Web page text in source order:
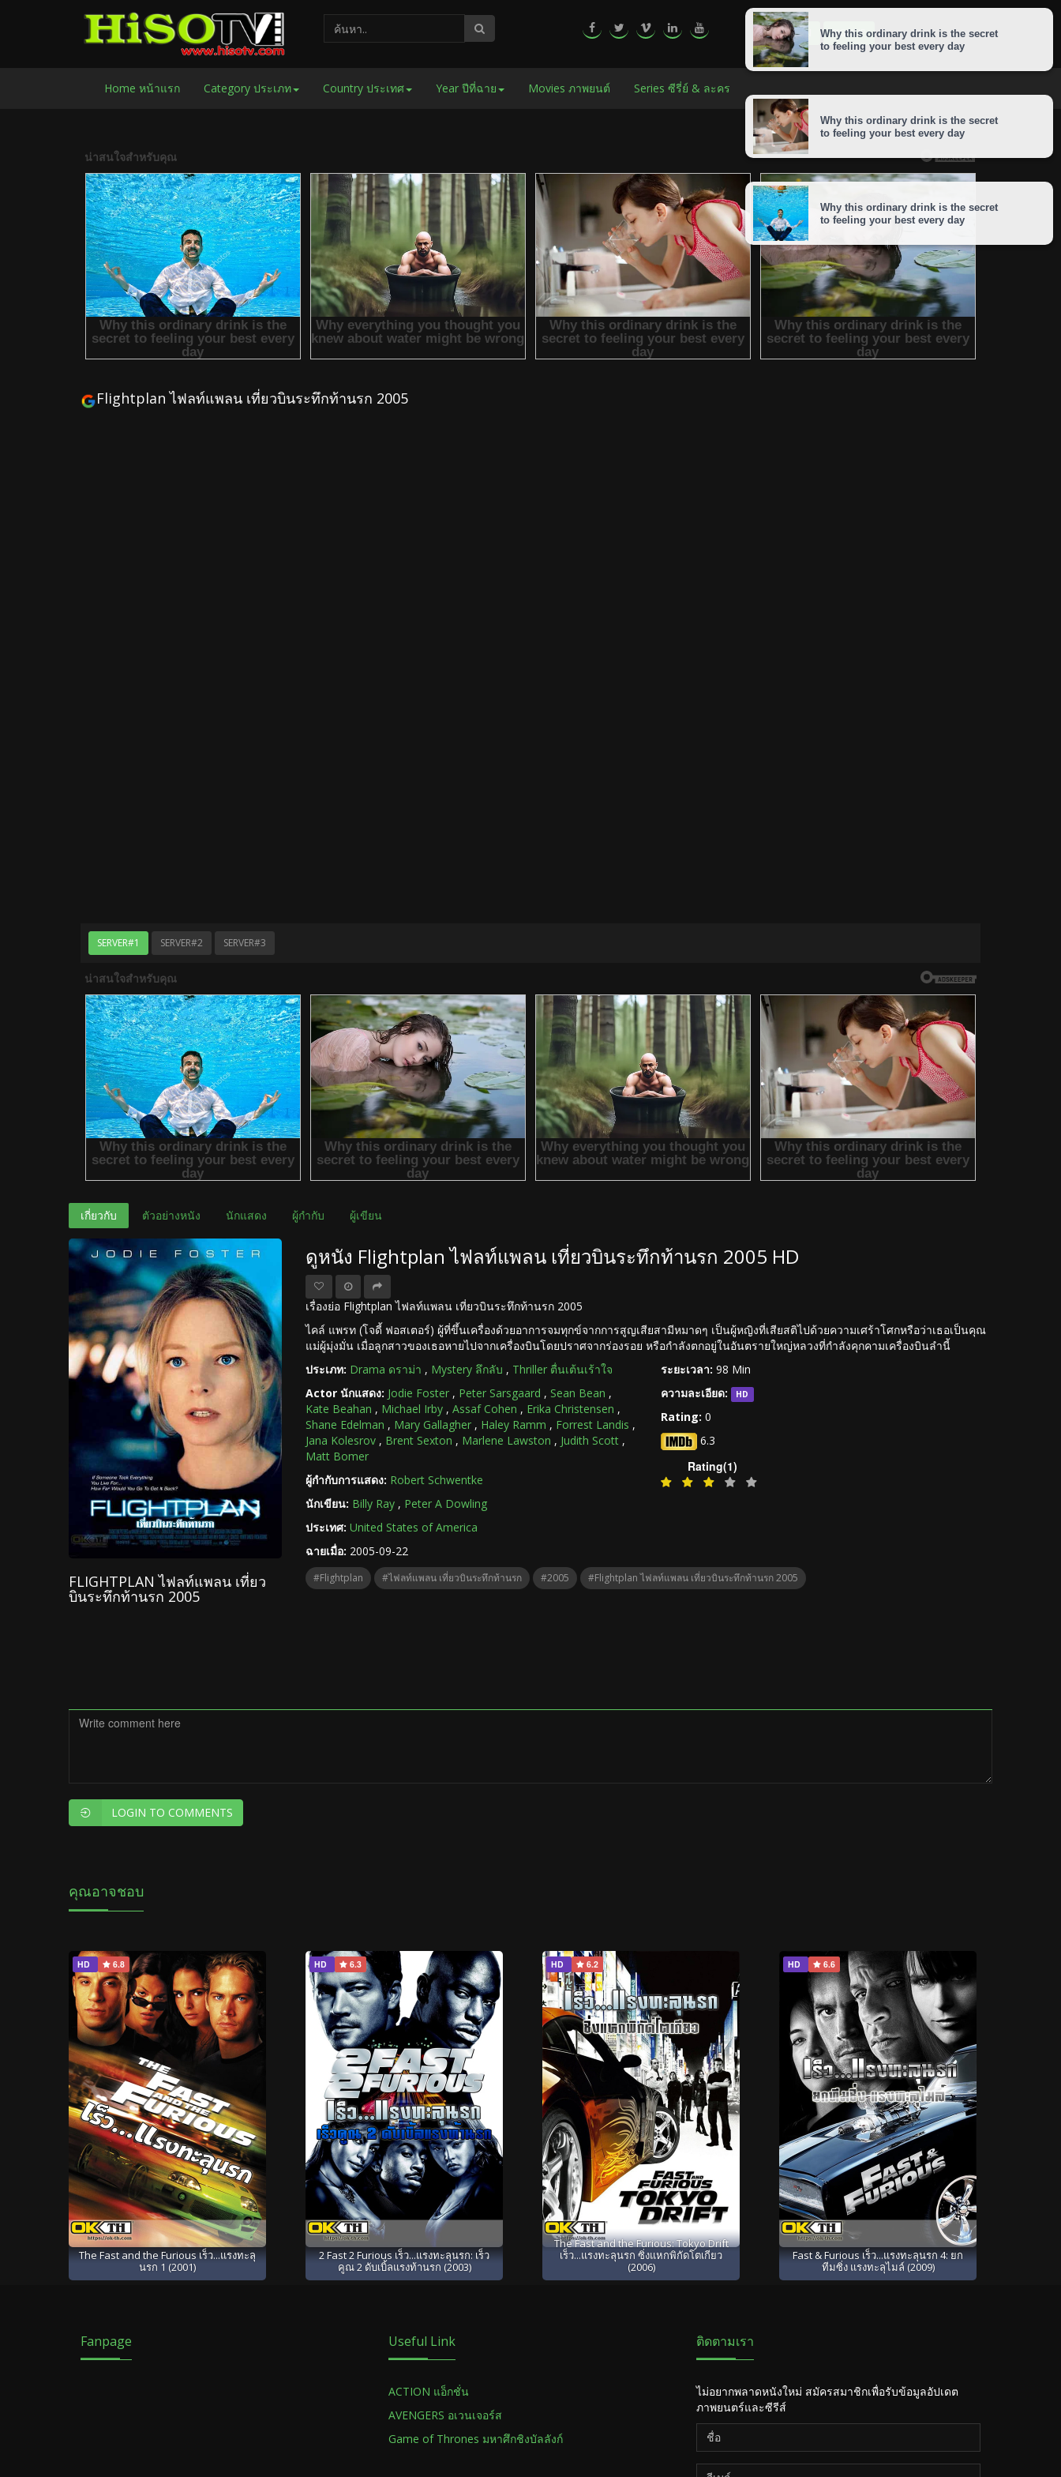
LOGIN SIGNUP
Home หน้าแรก Category ประเภท Country ประเทศ Year ปีที่ฉาย Movies ภาพยนต์ Series ซีรี่ย์ & ละคร
Flightplan ไฟลท์แพลน เที่ยวบินระทึกท้านรก 2005
SERVER#1 SERVER#2 SERVER#3
เกี่ยวกับ ตัวอย่างหนัง นักแสดง ผู้กำกับ ผู้เขียน
FLIGHTPLAN ไฟลท์แพลน เที่ยว
บินระทึกท้านรก 2005
ดูหนัง Flightplan ไฟลท์แพลน เที่ยวบินระทึกท้านรก 2005 HD
เรื่องย่อ Flightplan ไฟลท์แพลน เที่ยวบินระทึกท้านรก 2005
ไคล์ แพรท (โจดี้ ฟอสเตอร์) ผู้ที่ขึ้นเครื่องด้วยอาการจมทุกข์จากการสูญเสียสามีหมาดๆ เป็นผู้หญิงที่เสียสติไปด้วยความเศร้าโศกหรือว่าเธอเป็นคุณ
แม่ผู้มุ่งมั่น เมื่อลูกสาวของเธอหายไปจากเครื่องบินโดยปราศจากร่องรอย หรือกำลังตกอยู่ในอันตรายใหญ่หลวงที่กำลังคุกคามเครื่องบินลำนี้
ประเภท: Drama ดราม่า , Mystery ลึกลับ , Thriller ตื่นเต้นเร้าใจ
Actor นักแสดง: Jodie Foster , Peter Sarsgaard , Sean Bean ,
Kate Beahan , Michael Irby , Assaf Cohen , Erika Christensen ,
Shane Edelman , Mary Gallagher , Haley Ramm , Forrest Landis ,
Jana Kolesrov , Brent Sexton , Marlene Lawston , Judith Scott ,
Matt Bomer
ผู้กำกับการแสดง: Robert Schwentke
นักเขียน: Billy Ray , Peter A Dowling
ประเทศ: United States of America
ฉายเมื่อ: 2005-09-22
ระยะเวลา: 98 Min
ความละเอียด:
HD
Rating: 0
6.3
Rating(1)
#Flightplan #ไฟลท์แพลน เที่ยวบินระทึกท้านรก #2005 #Flightplan ไฟลท์แพลน เที่ยวบินระทึกท้านรก 2005
LOGIN TO COMMENTS
คุณอาจชอบ
HD 6.8
The Fast and the Furious เร็ว...แรงทะลุ
นรก 1 (2001)
HD 6.3
2 Fast 2 Furious เร็ว...แรงทะลุนรก: เร็ว
คูณ 2 ดับเบิ้ลแรงท้านรก (2003)
HD 6.2
The Fast and the Furious: Tokyo Drift
เร็ว...แรงทะลุนรก ซิ่งแหกพิกัดโตเกียว
(2006)
HD 6.6
Fast & Furious เร็ว...แรงทะลุนรก 4: ยก
ทีมซิ่ง แรงทะลุไมล์ (2009)
Fanpage Useful Link
ACTION แอ็กชั่น
AVENGERS อเวนเจอร์ส
Game of Thrones มหาศึกชิงบัลลังก์
ติดตามเรา
ไม่อยากพลาดหนังใหม่ สมัครสมาชิกเพื่อรับข้อมูลอัปเดต
ภาพยนตร์และซีรีส์